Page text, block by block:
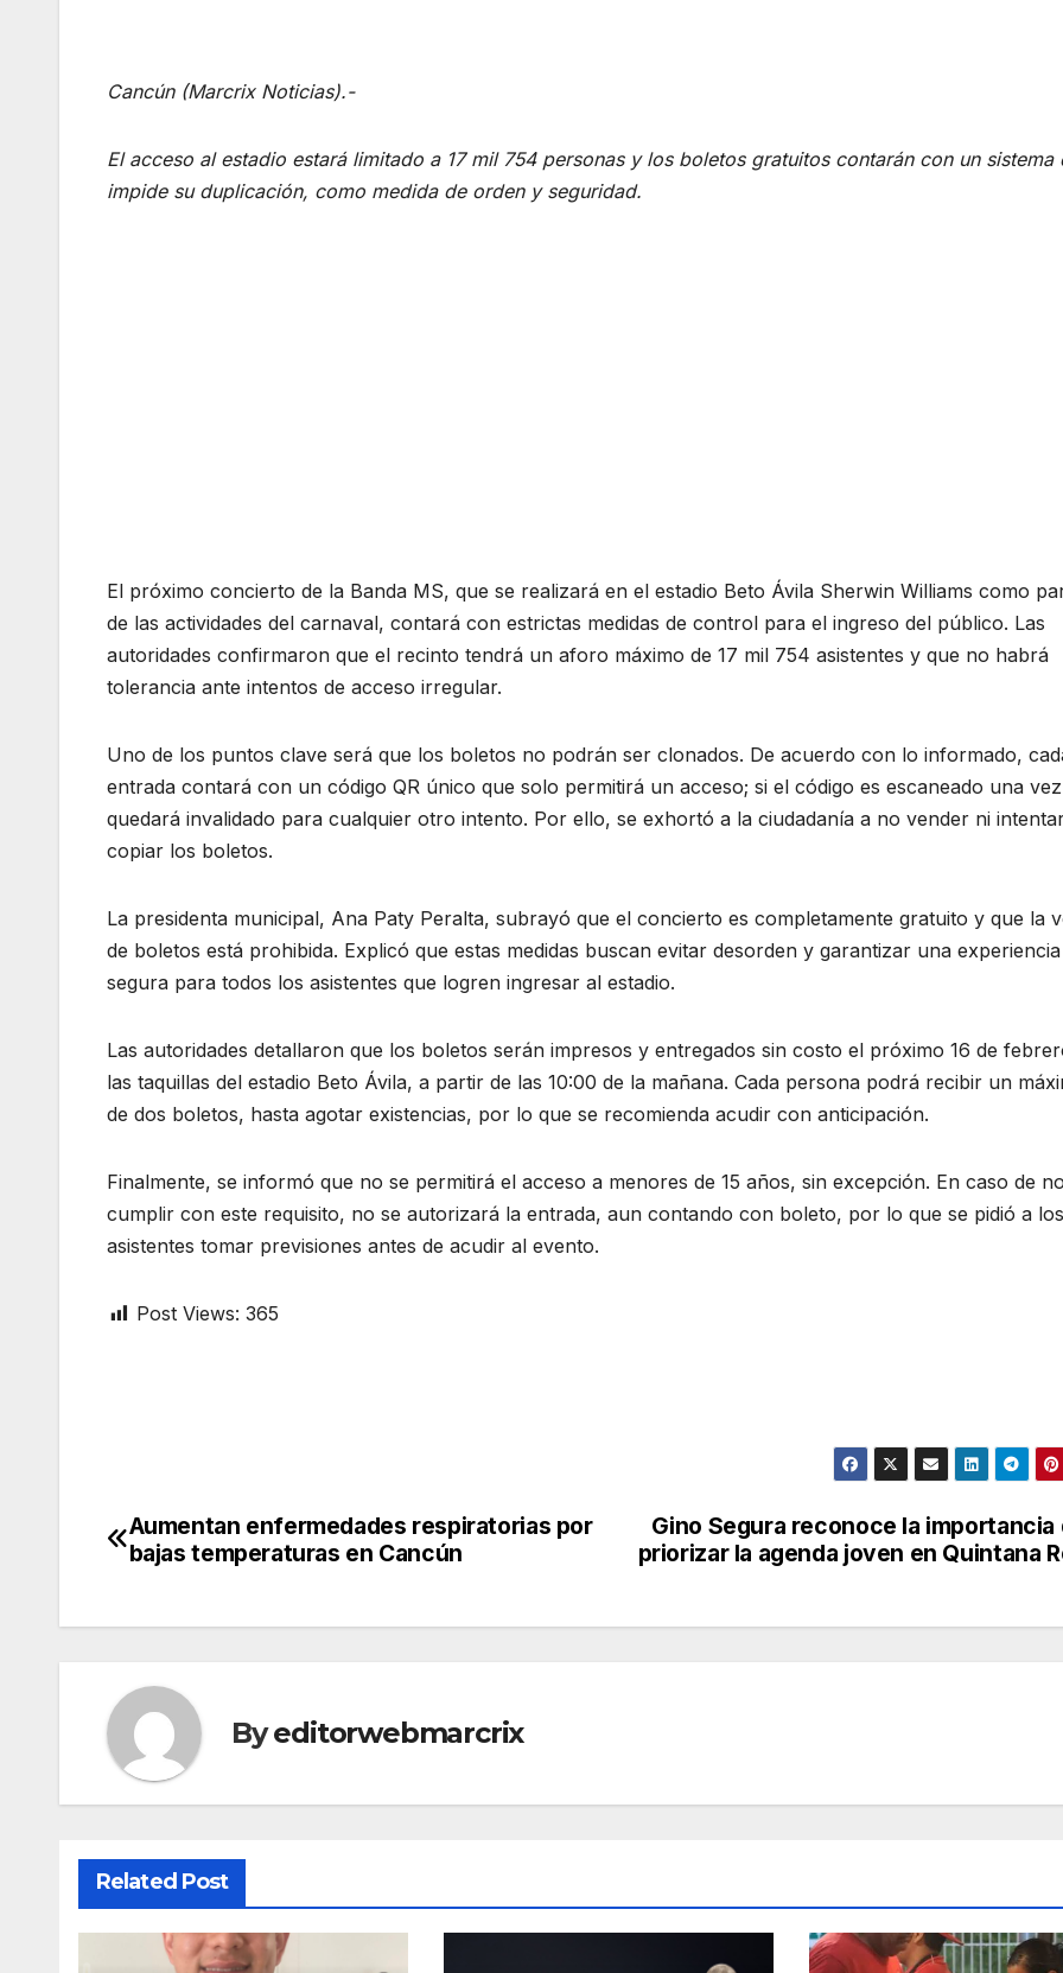
Cancún (Marcrix Noticias).-
El acceso al estadio estará limitado a 17 mil 754 personas y los boletos gratuitos contarán con un sistema
impide su duplicación, como medida de orden y seguridad.
El próximo concierto de la Banda MS, que se realizará en el estadio Beto Ávila Sherwin Williams como
de las actividades del carnaval, contará con estrictas medidas de control para el ingreso del público. Las
autoridades confirmaron que el recinto tendrá un aforo máximo de 17 mil 754 asistentes y que no habrá
tolerancia ante intentos de acceso irregular.
Uno de los puntos clave será que los boletos no podrán ser clonados. De acuerdo con lo informado,
entrada contará con un código QR único que solo permitirá un acceso; si el código es escaneado una
quedará invalidado para cualquier otro intento. Por ello, se exhortó a la ciudadanía a no vender ni
copiar los boletos.
La presidenta municipal, Ana Paty Peralta, subrayó que el concierto es completamente gratuito y que la
de boletos está prohibida. Explicó que estas medidas buscan evitar desorden y garantizar una experiencia
segura para todos los asistentes que logren ingresar al estadio.
Las autoridades detallaron que los boletos serán impresos y entregados sin costo el próximo 16 de
las taquillas del estadio Beto Ávila, a partir de las 10:00 de la mañana. Cada persona podrá recibir un
de dos boletos, hasta agotar existencias, por lo que se recomienda acudir con anticipación.
Finalmente, se informó que no se permitirá el acceso a menores de 15 años, sin excepción. En caso de
cumplir con este requisito, no se autorizará la entrada, aun contando con boleto, por lo que se pidió a los
asistentes tomar previsiones antes de acudir al evento.
Post Views: 365
Post
Gino Segura reconoce la importancia
priorizar la agenda joven en Quintana
Aumentan enfermedades respiratorias por
bajas temperaturas en Cancún
Byeditorwebmarcrix
Related Post